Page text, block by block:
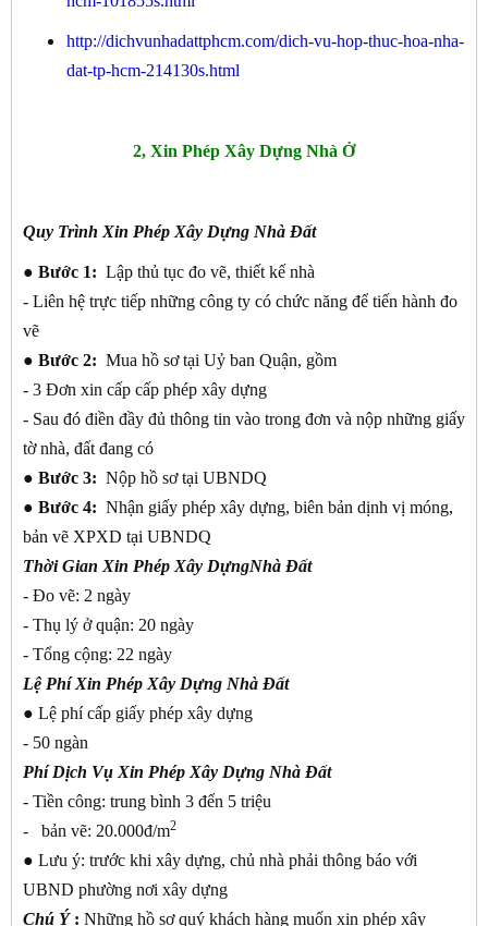
http://dichvunhadattphcm.com/dich-vu-hop-thuc-hoa-nha-
dat-tp-hcm-214130s.html
2, Xin Phép Xây Dựng Nhà Ở
Quy Trình Xin Phép Xây Dựng Nhà Đất
● Bước 1: Lập thủ tục đo vẽ, thiết kế nhà
- Liên hệ trực tiếp những công ty có chức năng để tiến hành đo
vẽ
● Bước 2: Mua hồ sơ tại Uỷ ban Quận, gồm
- 3 Đơn xin cấp cấp phép xây dựng
- Sau đó điền đầy đủ thông tin vào trong đơn và nộp những giấy
tờ nhà, đất đang có
● Bước 3: Nộp hồ sơ tại UBNDQ
● Bước 4: Nhận giấy phép xây dựng, biên bản dịnh vị móng,
bản vẽ XPXD tại UBNDQ
Thời Gian Xin Phép Xây DựngNhà Đất
- Đo vẽ: 2 ngày
- Thụ lý ở quận: 20 ngày
- Tổng cộng: 22 ngày
Lệ Phí Xin Phép Xây Dựng Nhà Đất
● Lệ phí cấp giấy phép xây dựng
- 50 ngàn
Phí Dịch Vụ Xin Phép Xây Dựng Nhà Đất
- Tiền công: trung bình 3 đến 5 triệu
- bản vẽ: 20.000đ/m2
● Lưu ý: trước khi xây dựng, chủ nhà phải thông báo với
UBND phường nơi xây dựng
Chú Ý : Những hồ sơ quý khách hàng muốn xin phép xây